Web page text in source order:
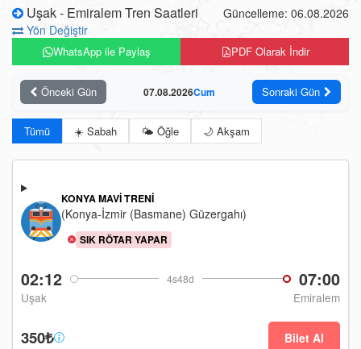
Uşak - Emiralem Tren Saatleri
Yön Değiştir
Güncelleme: 06.08.2026
WhatsApp ile Paylaş PDF Olarak İndir
Önceki Gün 07.08.2026Cum Sonraki Gün
Tümü ☀️ Sabah 🌤️ Öğle 🌙 Akşam
02:12 4s48d 07:00
Uşak Emiralem
KONYA MAVI TRENI
(Konya-İzmir (Basmane) Güzergahı)
SIK RÖTAR YAPAR
350₺
Bilet Al